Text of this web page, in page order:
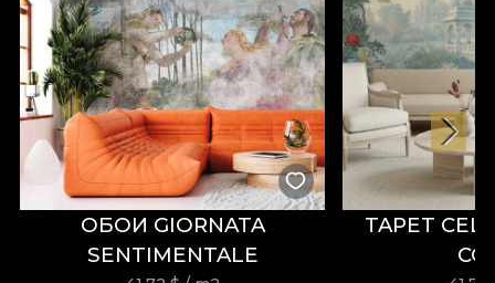
ОБОИ GIORNATA
SENTIMENTALE
TAPET